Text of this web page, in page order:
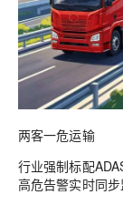
两客一危运输
行业强制标配
高危告警实时同